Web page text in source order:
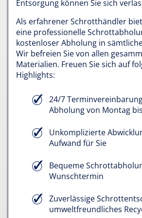
Entsorgung können Sie sich
Als erfahrener Schrotthändler
eine professionelle
kostenloser Abholung in
Wir befreien Sie von allen
Materialien. Freuen Sie sich auf
Highlights:
24/7
Abholung von Montag
Unkomplizierte
Aufwand für Sie
Bequeme
Wunschtermin
Zuverlässige
umweltfreundliches